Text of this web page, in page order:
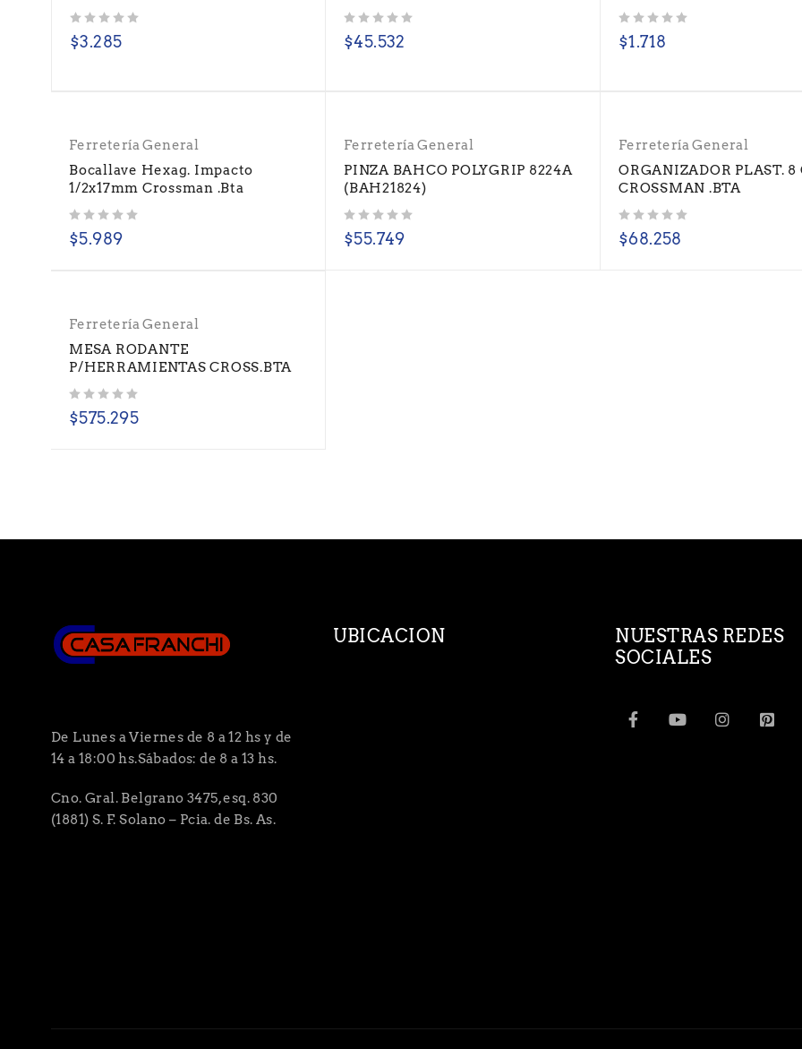
$3.285 $45.532 $1.718
Ferretería General
Bocallave Hexag. Impacto
1/2x17mm Crossman .Bta
$5.989
Ferretería General
PINZA BAHCO POLYGRIP 8224A
(BAH21824)
$55.749
Ferretería General
ORGANIZADOR PLAST. 8
CROSSMAN .BTA
$68.258
Ferretería General
MESA RODANTE
P/HERRAMIENTAS CROSS.BTA
$575.295
De Lunes a Viernes de 8 a 12 hs y de
14 a 18:00 hs.Sábados: de 8 a 13 hs.
Cno. Gral. Belgrano 3475, esq. 830
(1881) S. F. Solano – Pcia. de Bs. As.
UBICACION
NUESTRAS REDES
SOCIALES